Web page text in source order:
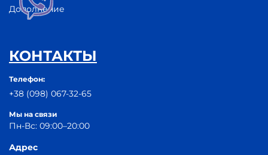
Дополнение
КОНТАКТЫ
Телефон:
+38 (098) 067-32-65
Мы на связи
Пн-Вс: 09:00–20:00
Адрес